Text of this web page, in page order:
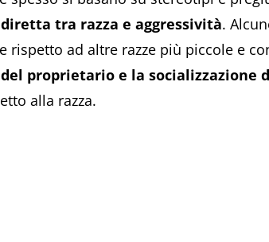
tra razza e aggressività.
rispetto ad altre razze più piccole e
del proprietario e la
alla razza.